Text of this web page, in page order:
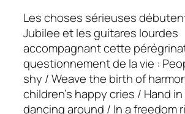
Les choses sérieuses
Jubileeet les guitares lourdes
accompagnant cette
questionnement de la vie :
shy / Weave the birth of
children’s happy cries / Hand in
dancing around / In a freedom